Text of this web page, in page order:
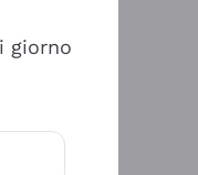
giorno